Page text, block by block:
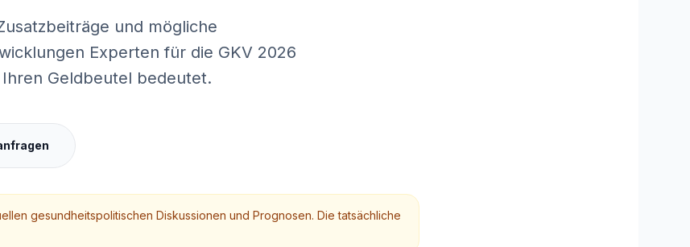
und mögliche
Experten für die GKV 2026
Geldbeutel bedeutet.
gesundheitspolitischen Diskussionen und Prognosen. Die tatsächliche